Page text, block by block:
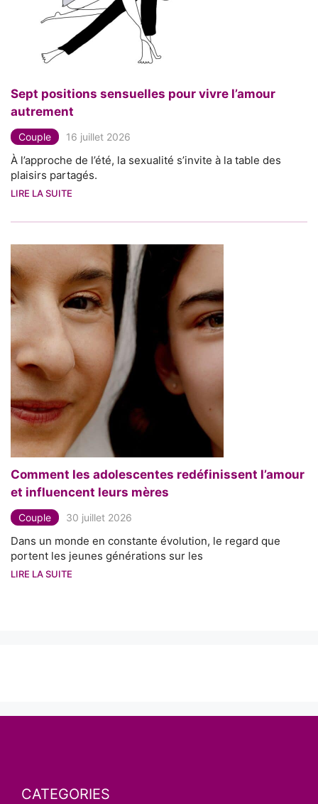
Sept positions sensuelles pour vivre l’amour
autrement
Couple 16 juillet 2026
À l’approche de l’été, la sexualité s’invite à la table des
plaisirs partagés.
LIRE LA SUITE
Comment les adolescentes redéfinissent l’amour
et influencent leurs mères
Couple 30 juillet 2026
Dans un monde en constante évolution, le regard que
portent les jeunes générations sur les
LIRE LA SUITE
CATEGORIES